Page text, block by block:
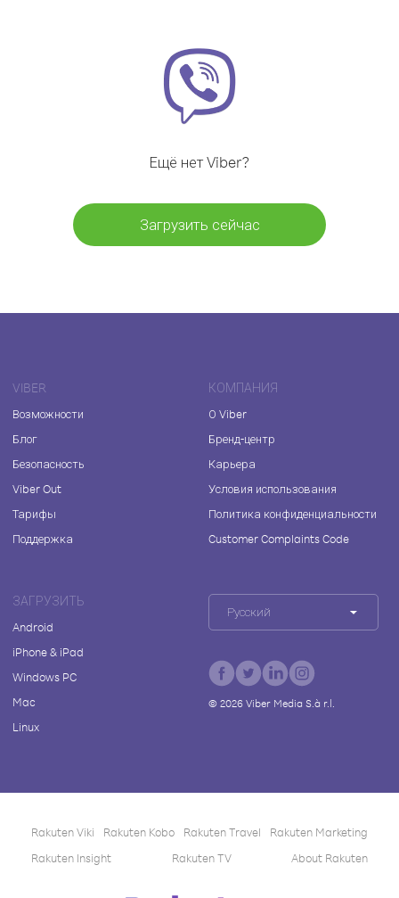
Ещё нет Viber?
Загрузить сейчас
VIBER
Возможности
Блог
Безопасность
Viber Out
Тарифы
Поддержка
КОМПАНИЯ
О Viber
Бренд-центр
Карьера
Условия использования
Политика конфиденциальности
Customer Complaints Code
ЗАГРУЗИТЬ
Android
iPhone & iPad
Windows PC
Mac
Linux
Русский
© 2026Viber Media S.à r.l.
Rakuten Viki Rakuten Kobo Rakuten Travel
Rakuten Marketing
Rakuten Insight
Rakuten TV About Rakuten